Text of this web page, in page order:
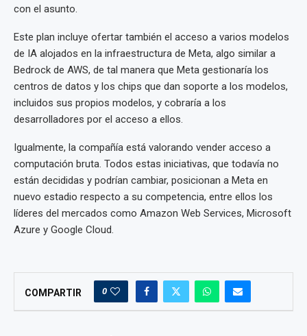
con el asunto.
Este plan incluye ofertar también el acceso a varios modelos
de IA alojados en la infraestructura de Meta, algo similar a
Bedrock de AWS, de tal manera que Meta gestionaría los
centros de datos y los chips que dan soporte a los modelos,
incluidos sus propios modelos, y cobraría a los
desarrolladores por el acceso a ellos.
Igualmente, la compañía está valorando vender acceso a
computación bruta. Todos estas iniciativas, que todavía no
están decididas y podrían cambiar, posicionan a Meta en
nuevo estadio respecto a su competencia, entre ellos los
líderes del mercados como Amazon Web Services, Microsoft
Azure y Google Cloud.
COMPARTIR 0